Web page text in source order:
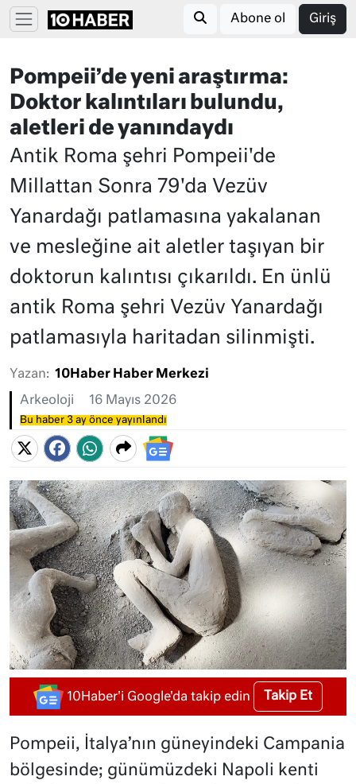
Abone ol Giriş
Pompeii’de yeni araştırma:
Doktor kalıntıları bulundu,
aletleri de yanındaydı
Antik Roma şehri Pompeii'de
Millattan Sonra 79'da Vezüv
Yanardağı patlamasına yakalanan
ve mesleğine ait aletler taşıyan bir
doktorun kalıntısı çıkarıldı. En ünlü
antik Roma şehri Vezüv Yanardağı
patlamasıyla haritadan silinmişti.
Yazan: 10Haber Haber Merkezi
Arkeoloji 16 Mayıs 2026
Bu haber 3 ay önce yayınlandı
10Haber'i Google'da takip edin Takip Et
Pompeii, İtalya’nın güneyindeki Campania
bölgesinde; günümüzdeki Napoli kenti